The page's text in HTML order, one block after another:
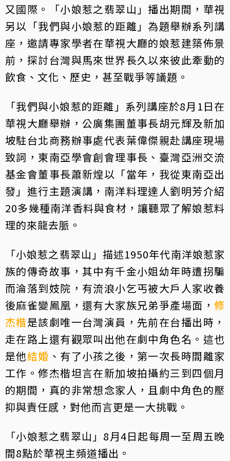
又國際。「小娘惹之翡翠山」播出期間，華視
另以「我們與小娘惹的距離」為題舉辦系列講
座，邀請專家學者在華視大廳的娘惹建築佈景
前，探討台灣與馬來世界長久以來彼此牽動的
飲食、文化、歷史，甚至戰爭等議題。
「我們與小娘惹的距離」系列講座於8月1日在
華視大廳舉辦，公廣集團董事長胡元輝及新加
坡駐台北商務辦事處代表葉偉傑親赴講座現場
致詞，東南亞學會創會理事長、臺灣亞洲交流
基金會董事長蕭新煌以「當年，我從東南亞出
發」進行主題演講，南洋料理達人劉明芳介紹
20多幾種南洋香料與食材，讓聽眾了解娘惹料
理的來龍去脈。
「小娘惹之翡翠山」描述1950年代南洋娘惹家
族的傳奇故事，其中有千金小姐幼年時遭拐騙
而淪落到妓院，有流浪小乞丐被大戶人家收養
後麻雀變鳳凰，還有大家族兄弟爭產場面， 修
杰楷是該劇唯一台灣演員，先前在台播出時，
走在路上還有觀眾叫出他在劇中角色名。這也
是他結婚 、有了小孩之後，第一次長時間離家
工作。修杰楷坦言在新加坡拍攝約三到四個月
的期間，真的非常想念家人，且劇中角色的壓
抑與責任感，對他而言更是一大挑戰。
「小娘惹之翡翠山」8月4日起每周一至周五晚
間8點於華視主頻道播出。